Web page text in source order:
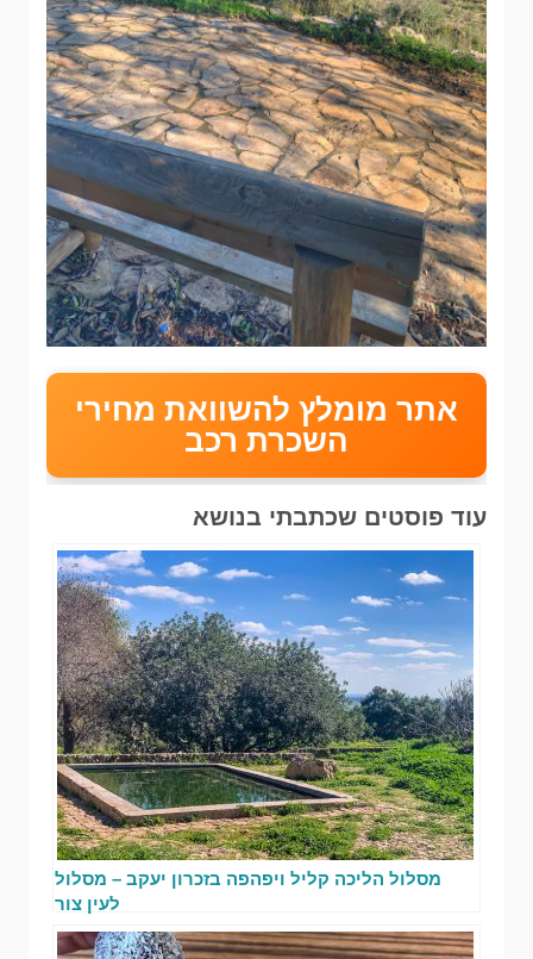
אתר מומלץ להשוואת מחירי
השכרת רכב
עוד פוסטים שכתבתי בנושא
מסלול הליכה קליל ויפהפה בזכרון יעקב – מסלול
לעין צור